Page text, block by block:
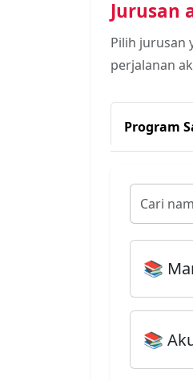
📚
💰 Informasi
Berapa
Berikut